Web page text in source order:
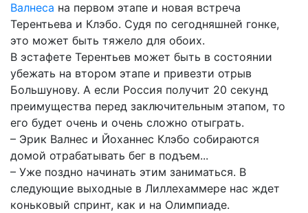
Валнеса на первом этапе и новая встреча
Терентьева и Клэбо. Судя по сегодняшней гонке,
это может быть тяжело для обоих.
В эстафете Терентьев может быть в состоянии
убежать на втором этапе и привезти отрыв
Большунову. А если Россия получит 20 секунд
преимущества перед заключительным этапом, то
его будет очень и очень сложно отыграть.
– Эрик Валнес и Йоханнес Клэбо собираются
домой отрабатывать бег в подъем...
– Уже поздно начинать этим заниматься. В
следующие выходные в Лиллехаммере нас ждет
коньковый спринт, как и на Олимпиаде.